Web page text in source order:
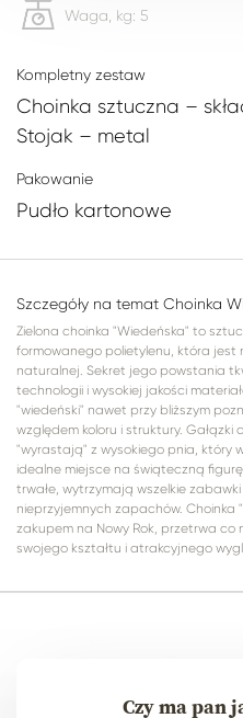
Waga, kg: 5
Kompletny zestaw
Choinka sztuczna –
Stojak – metal
Pakowanie
Pudło kartonowe
Szczegóły na temat Choinka
Zielona choinka "Wiedeńska" to
formowanego polietylenu, która jest
naturalnej. Sekret jego powstania
technologii i wysokiej jakości
"wiedeński" nawet przy bliższym
względem koloru i struktury.
"wyrastają" z wysokiego pnia, który
idealne miejsce na świąteczną
trwałe, wytrzymają wszelkie
nieprzyjemnych zapachów. Choinka
zakupem na Nowy Rok, przetrwa
swojego kształtu i atrakcyjnego
Czy ma pan